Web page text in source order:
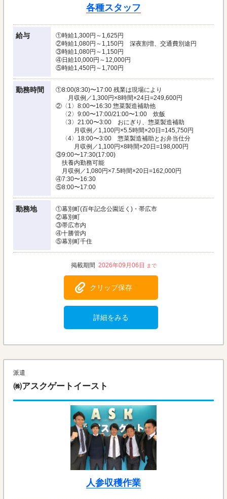
各種スタッフ
給与
①時給1,300円～1,625円
②時給1,080円～1,150円 深夜割増、交通費別途円
③時給1,080円～1,150円
④日給10,000円～12,000円
⑤時給1,450円～1,700円
勤務時間
①8:00(8:30)〜17:00 残業は現場により
月収例／1,300円×8時間×24日=249,600円
②〈1〉8:00〜16:30 惣菜製造補助他
〈2〉9:00〜17:00/21:00〜1:00 炊飯
〈3〉21:00〜3:00 おにぎり、惣菜製造補助
月収例／1,100円×5.5時間×20日=145,750円
〈4〉18:00〜3:00 惣菜製造補助とお弁当仕分
月収例／1,100円×8時間×20日=198,000円
③9:00〜17:30(17:00)
扶養内勤務可能
月収例／1,080円×7.5時間×20日=162,000円
④7:30〜16:30
⑤8:00〜17:00
勤務地
①幕別町(百年記念公園近く)・帯広市
②幕別町
③帯広市内
④十勝管内
⑤幕別町千住
2026年09月06日
クリップ保存
詳細をみる
派遣
㈱アスクゲートイースト
人参収穫作業